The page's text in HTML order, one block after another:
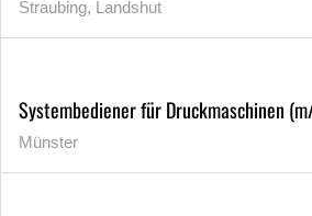
Straubing, Landshut
Systembediener für Druckmaschinen
Münster